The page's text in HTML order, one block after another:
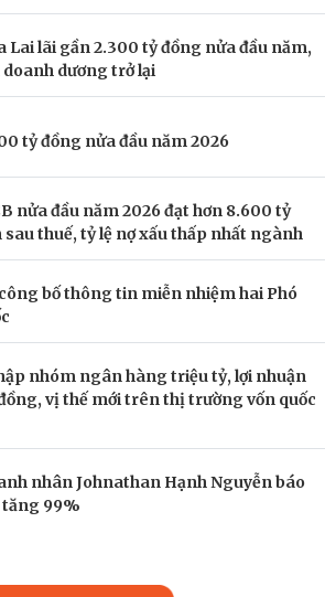
Lai lãi gần 2.300 tỷ đồng nửa đầu năm,
dương trở lại
tỷ đồng nửa đầu năm 2026
nửa đầu năm 2026 đạt hơn 8.600 tỷ
sau thuế, tỷ lệ nợ xấu thấp nhất ngành
bố thông tin miễn nhiệm hai Phó
nhóm ngân hàng triệu tỷ, lợi nhuận
vị thế mới trên thị trường vốn quốc
nhân Johnathan Hạnh Nguyễn báo
99%